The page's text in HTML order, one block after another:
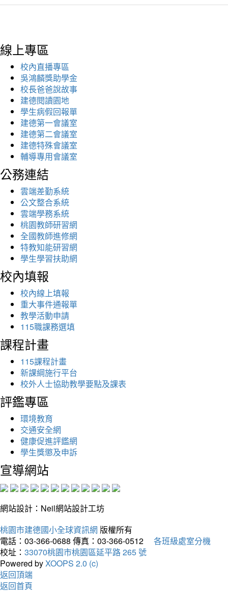
線上專區
校內直播專區
吳鴻麟獎助學金
校長爸爸說故事
建德閱讀園地
學生病假回報單
建德第一會議室
建德第二會議室
建德特殊會議室
輔導專用會議室
公務連結
雲端差勤系統
公文整合系統
雲端學務系統
桃園教師研習網
全國教師進修網
特教知能研習網
學生學習扶助網
校內填報
校內線上填報
重大事件通報單
教學活動申請
115職課務選填
課程計畫
115課程計畫
新課綱施行平台
校外人士協助教學要點及課表
評鑑專區
環境教育
交通安全網
健康促進評鑑網
學生獎懲及申訴
宣導網站
網站設計：Neil網站設計工坊
桃園市建德國小全球資訊網 版權所有
電話：03-366-0688 傳真：03-366-0512
各班級處室分機
校址： 33070桃園市桃園區延平路 265 號
Powered byXOOPS 2.0 (c)
返回頂端
返回首頁